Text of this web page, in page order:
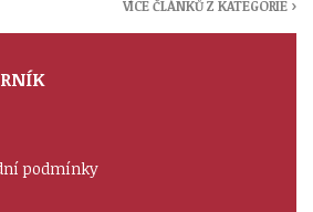
VÍCE ČLÁNKŮ Z KATEGORIE ›
podmínky